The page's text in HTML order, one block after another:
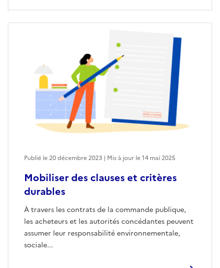
Mobiliser des clauses et critères
durables
À travers les contrats de la commande publique,
les acheteurs et les autorités concédantes peuvent
assumer leur responsabilité environnementale,
sociale...
Publié le 20 décembre 2023 | Mis à jour le 14 mai 2025